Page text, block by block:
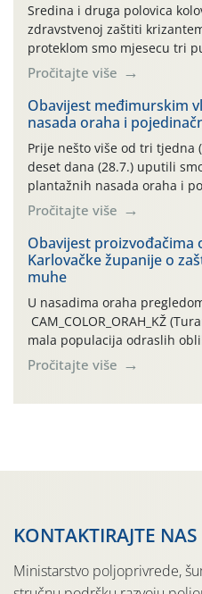
Sredina i druga polovica
zdravstvenoj zaštiti
proteklom smo mjesecu tri
preventivnim mjerama
uzročnika bolesti, štetnika i
06.7.)! Na početku ovog
povijesno i ekstremno vruće
najviše temperature […]
Pročitajte više
Obavijest međimurskim
nasada oraha i
Prije nešto više od tri tjedna
deset dana (28.7.) uputili
plantažnih nasada oraha i
leta i ovogodišnjoj potrebi
orahove muhe (Rhagoletis
traje drugi ovogodišnji
izražen zadnja šest dana
temperature zraka
Pročitajte više
Obavijest proizvođačima
Karlovačke županije o
muhe
U nasadima oraha
CAM_COLOR_ORAH_KŽ
mala populacija odraslih
(Rhagoletis completa). Niska
činjenicom da je riječ o
Pročitajte više
KONTAKTIRAJTE NAS
Ministarstvo poljoprivrede,